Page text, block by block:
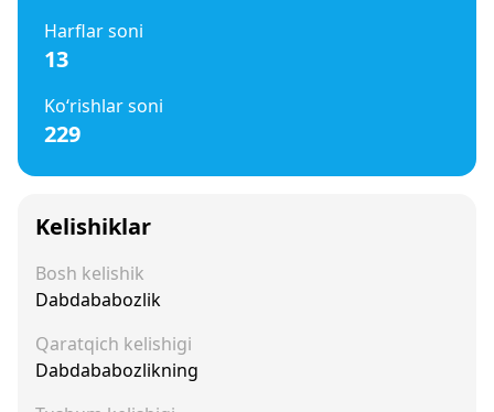
Harflar soni
13
Ko‘rishlar soni
229
Kelishiklar
Bosh kelishik
Dabdababozlik
Qaratqich kelishigi
Dabdababozlikning